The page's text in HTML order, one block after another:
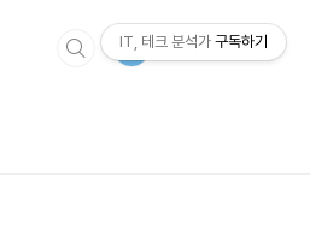
IT, 테크 분석가 구독하기